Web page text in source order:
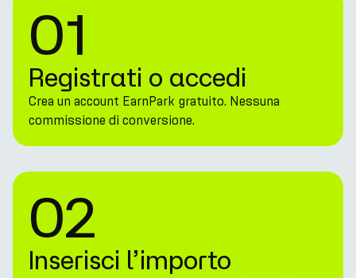
01
Registrati o accedi
Crea un account EarnPark gratuito. Nessuna
commissione di conversione.
02
Inserisci l’importo